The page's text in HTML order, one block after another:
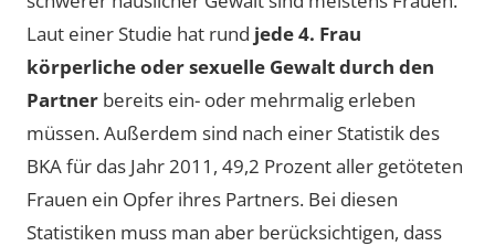
Laut einer Studie hat rund jede 4. Frau
körperliche oder sexuelle Gewalt durch den
Partner bereits ein- oder mehrmalig erleben
müssen. Außerdem sind nach einer Statistik des
BKA für das Jahr 2011, 49,2 Prozent aller getöteten
Frauen ein Opfer ihres Partners. Bei diesen
Statistiken muss man aber berücksichtigen, dass